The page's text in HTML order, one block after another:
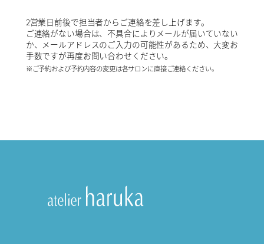
2営業日前後で担当者からご連絡を差し上げます。
ご連絡がない場合は、不具合によりメールが届いていない
か、メールアドレスのご入力の可能性があるため、大変お
手数ですが再度お問い合わせください。
※ご予約および予約内容の変更は各サロンに直接ご連絡ください。